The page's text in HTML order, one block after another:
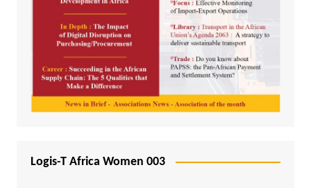
Logis-T Africa Women 003